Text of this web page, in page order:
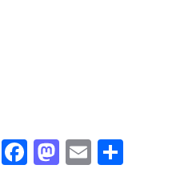
Facebook
Mastodon
EmailShare